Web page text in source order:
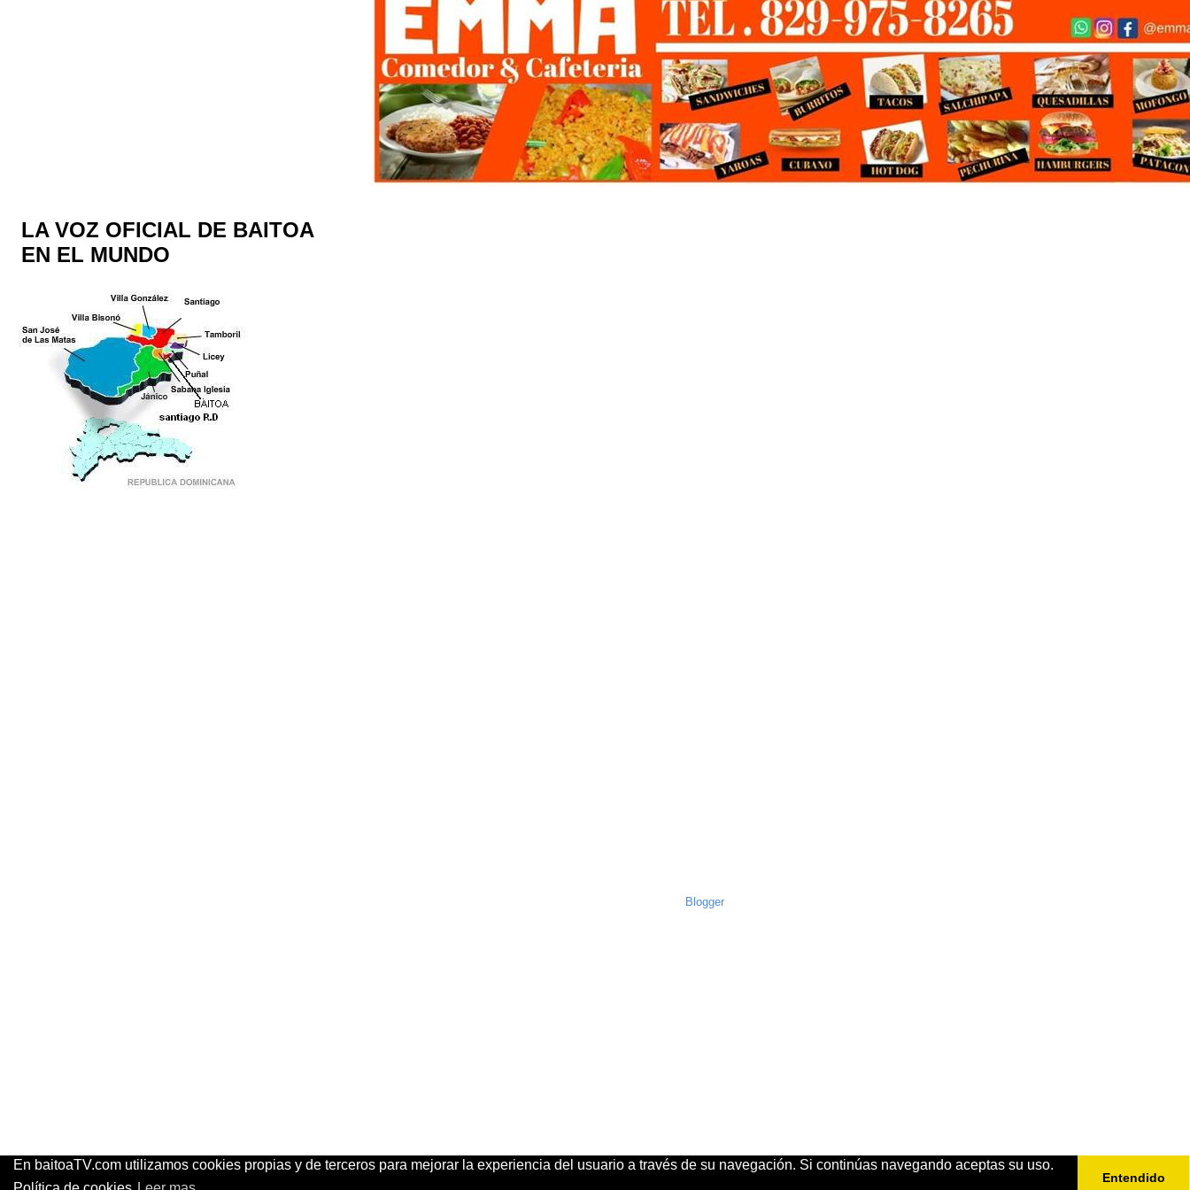
En baitoaTV.com utilizamos cookies propias y de terceros para mejorar la experiencia del usuario a través de su navegación. Si continúas navegando aceptas su uso.
Entendido
LA VOZ OFICIAL DE BAITOA
EN EL MUNDO
Blogger.